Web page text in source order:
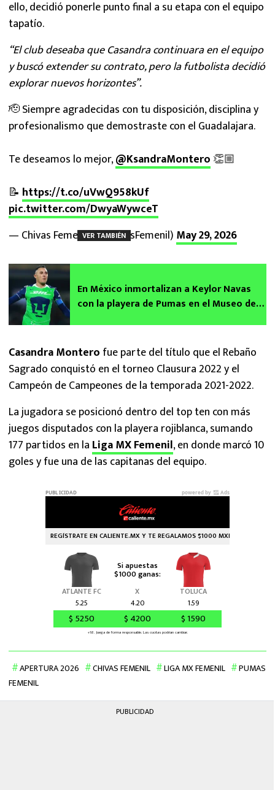
ello, decidió ponerle punto final a su etapa con el equipo
tapatío.
“El club deseaba que Casandra continuara en el equipo
y buscó extender su contrato, pero la futbolista decidió
explorar nuevos horizontes”.
🫡 Siempre agradecidas con tu disposición, disciplina y
profesionalismo que demostraste con el Guadalajara.
Te deseamos lo mejor,@KsandraMontero 👏🏼
📝 https://t.co/uVwQ958kUf
pic.twitter.com/DwyaWywceT
— Chivas Femenil (@ChivasFemenil) May 29, 2026
VER TAMBIÉN
En México inmortalizan a Keylor Navas
con la playera de Pumas en el Museo de
Casandra Montero fue parte del título que el Rebaño
Sagrado conquistó en el torneo Clausura 2022 y el
Campeón de Campeones de la temporada 2021-2022.
La jugadora se posicionó dentro del top ten con más
juegos disputados con la playera rojiblanca, sumando
177 partidos en la Liga MX Femenil, en donde marcó 10
goles y fue una de las capitanas del equipo.
APERTURA 2026 CHIVAS FEMENIL LIGA MX FEMENIL
PUMAS
FEMENIL
PUBLICIDAD